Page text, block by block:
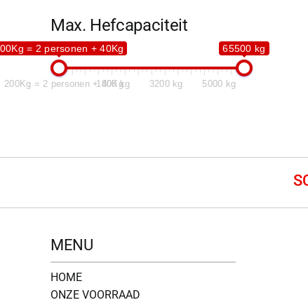
Max. Hefcapaciteit
= 2 personen + 40Kg 65500 kg
200Kg = 2 personen + 40Kg
1800 kg 3200 kg 5000 kg
MENU
HOME
ONZE VOORRAAD